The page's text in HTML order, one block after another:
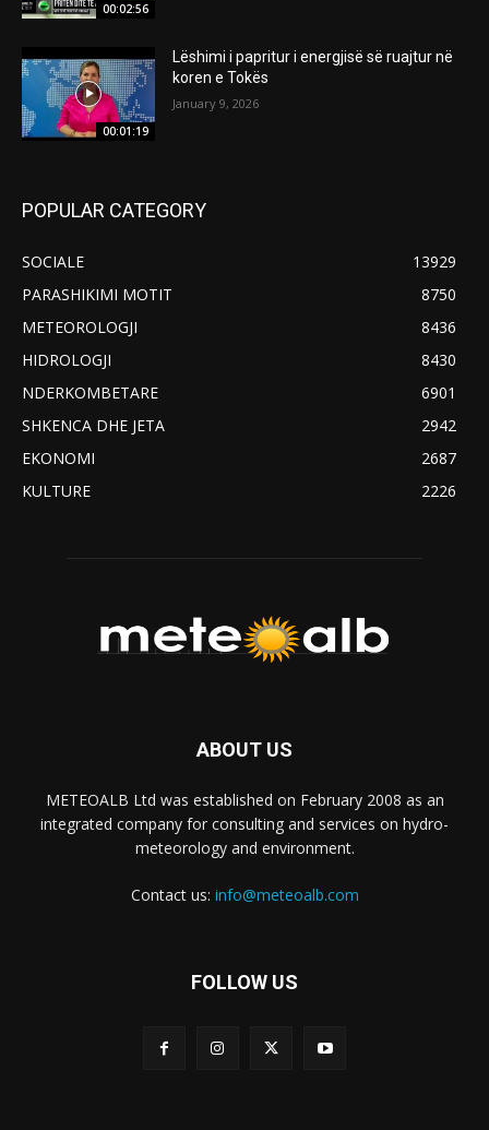
00:02:56
00:01:19
Lëshimi i papritur i energjisë së ruajtur në
koren e Tokës
January 9, 2026
POPULAR CATEGORY
SOCIALE
13929
PARASHIKIMI MOTIT
8750
METEOROLOGJI
8436
HIDROLOGJI
8430
NDERKOMBETARE
6901
SHKENCA DHE JETA
2942
EKONOMI
2687
KULTURE
2226
ABOUT US
METEOALB Ltd was established on February 2008 as an
integrated company for consulting and services on hydro-
meteorology and environment.
Contact us: info@meteoalb.com
FOLLOW US